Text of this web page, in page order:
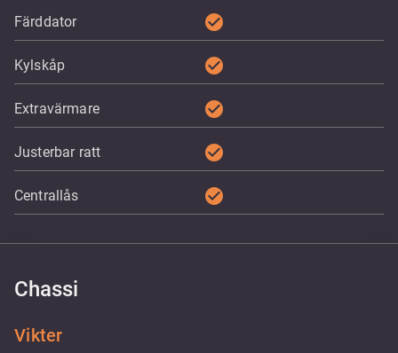
Färddator check_circle
Kylskåp check_circle
Extravärmare check_circle
Justerbar ratt check_circle
Centrallås check_circle
Chassi
Vikter